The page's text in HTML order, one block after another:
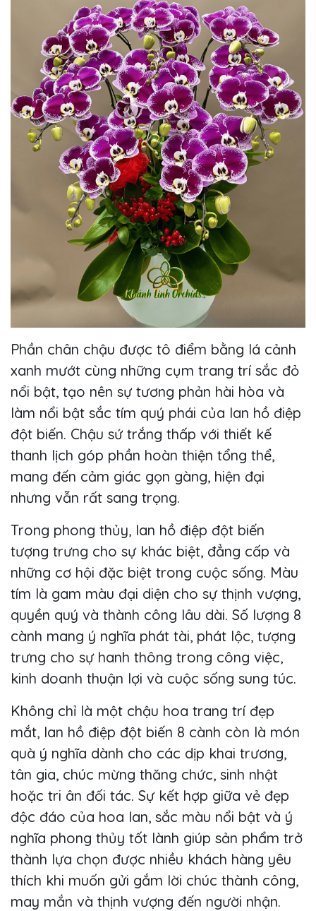
Phần chân chậu được tô điểm bằng lá cảnh
xanh mướt cùng những cụm trang trí sắc đỏ
nổi bật, tạo nên sự tương phản hài hòa và
làm nổi bật sắc tím quý phái của lan hồ điệp
đột biến. Chậu sứ trắng thấp với thiết kế
thanh lịch góp phần hoàn thiện tổng thể,
mang đến cảm giác gọn gàng, hiện đại
nhưng vẫn rất sang trọng.
Trong phong thủy, lan hồ điệp đột biến
tượng trưng cho sự khác biệt, đẳng cấp và
những cơ hội đặc biệt trong cuộc sống. Màu
tím là gam màu đại diện cho sự thịnh vượng,
quyền quý và thành công lâu dài. Số lượng 8
cành mang ý nghĩa phát tài, phát lộc, tượng
trưng cho sự hanh thông trong công việc,
kinh doanh thuận lợi và cuộc sống sung túc.
Không chỉ là một chậu hoa trang trí đẹp
mắt, lan hồ điệp đột biến 8 cành còn là món
quà ý nghĩa dành cho các dịp khai trương,
tân gia, chúc mừng thăng chức, sinh nhật
hoặc tri ân đối tác. Sự kết hợp giữa vẻ đẹp
độc đáo của hoa lan, sắc màu nổi bật và ý
nghĩa phong thủy tốt lành giúp sản phẩm trở
thành lựa chọn được nhiều khách hàng yêu
thích khi muốn gửi gắm lời chúc thành công,
may mắn và thịnh vượng đến người nhận.